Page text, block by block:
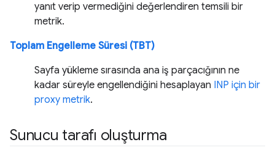
yanıt verip vermediğini değerlendiren temsili bir
metrik.
Toplam Engelleme Süresi (TBT)
Sayfa yükleme sırasında ana iş parçacığının ne
kadar süreyle engellendiğini hesaplayan INP için bir
proxy metrik.
Sunucu tarafı oluşturma